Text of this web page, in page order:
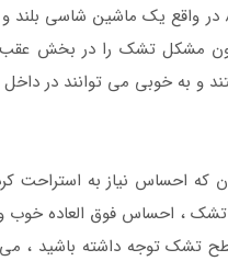
قابل استفاده می باشد . ماشین کی ام سی
مشکل تشک را در بخش
و به خوبی می توانند در
که احساس نیاز به استراحت
، احساس فوق العاده
تشک توجه داشته باشید ،